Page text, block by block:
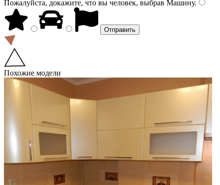
Пожалуйста, докажите, что вы человек, выбрав Машину.
Похожие модели